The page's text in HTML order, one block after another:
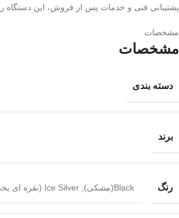
پشتیبانی فنی و خدمات پس از فروش، این دستگاه را
مشخصات
مشخصات
دسته بندی
برند
رنگ Black(مشکی) , Ice Silver (نقره ای یخی)